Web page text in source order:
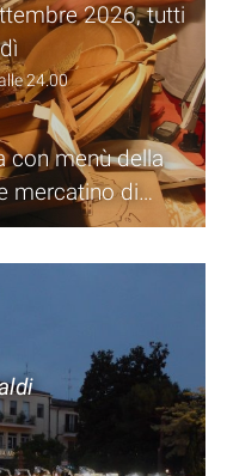
2026, tutti
24.00
con menù della
mercatino di